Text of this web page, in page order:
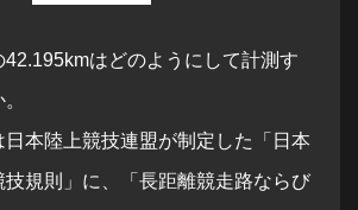
42.195kmはどのようにして計測す
本陸上競技連盟が制定した「日本
技規則」に、「長距離競走路ならび